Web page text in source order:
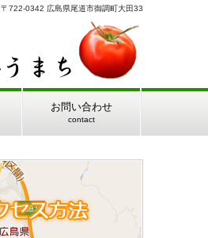
〒722-0342 広島県尾道市御調町大田33
お問い合わせ
contact